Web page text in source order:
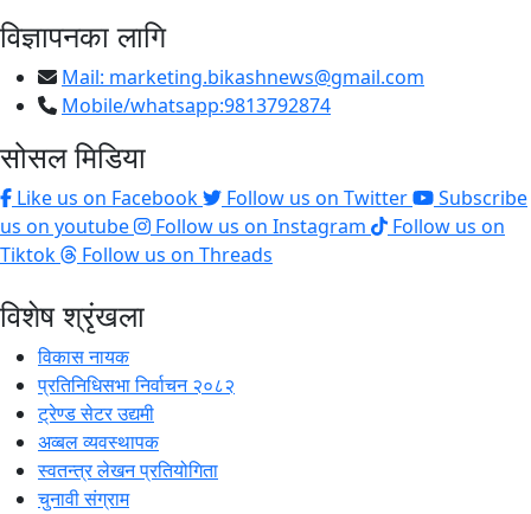
विज्ञापनका लागि
Mail: marketing.bikashnews@gmail.com
Mobile/whatsapp:9813792874
सोसल मिडिया
Like us on Facebook Follow us on Twitter
Subscribe
us on youtube
Follow us on Instagram
Follow us on
Tiktok
Follow us on Threads
विशेष श्रृंखला
विकास नायक
प्रतिनिधिसभा निर्वाचन २०८२
ट्रेण्ड सेटर उद्यमी
अव्बल व्यवस्थापक
स्वतन्त्र लेखन प्रतियोगिता
चुनावी संग्राम